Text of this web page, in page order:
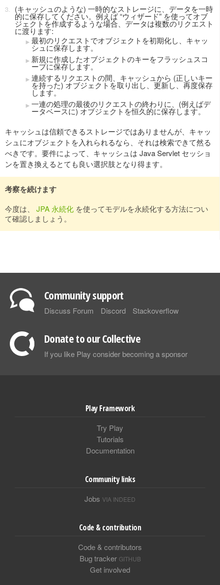
(キャッシュのような) 一時的なストレージに、データを一時
的に保存してください。例えば “ウィザード” を使ってオブ
ジェクトを作成するような場合、データは複数のリクエスト
に渡ります:
最初のリクエストでオブジェクトを初期化し、キャッ
シュに保存します。
新規に作成したオブジェクトのキーをフラッシュスコ
ープに保存します。
連続するリクエストの間、キャッシュから (正しいキー
を持った) オブジェクトを取り出し、更新し、再度保存
します。
一連の処理の最後のリクエストの終わりに、(例えばデ
ータベースに) オブジェクトを恒久的に保存します。
キャッシュは信頼できるストレージではありませんが、キャッ
シュにオブジェクトを入れられるなら、それは検索できて然る
べきです。要件によって、キャッシュは Java Servlet セッショ
ンを置き換えるとても良い選択肢となり得ます。
考察を続けます
今度は、 JPA 永続化 を使ってモデルを永続化する方法につい
て確認しましょう。
Community support
Discuss Forum Discord Stackoverflow
Donate to our Collective
If you like Play consider becoming a sponsor
Play Framework
Try Play
Tutorials
Documentation
Community links
Jobs VIA INDEED
Code & contribution
Code & contributors
Bug tracker GITHUB
Get involved